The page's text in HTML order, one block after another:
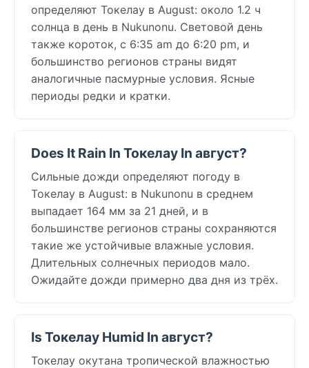
определяют Токелау в August: около 1.2 ч
солнца в день в Nukunonu. Световой день
также короток, с 6:35 am до 6:20 pm, и
большинство регионов страны видят
аналогичные пасмурные условия. Ясные
периоды редки и кратки.
Does It Rain In Токелау In август?
Сильные дожди определяют погоду в
Токелау в August: в Nukunonu в среднем
выпадает 164 мм за 21 дней, и в
большинстве регионов страны сохраняются
такие же устойчивые влажные условия.
Длительных солнечных периодов мало.
Ожидайте дожди примерно два дня из трёх.
Is Токелау Humid In август?
Токелау окутана тропической влажностью